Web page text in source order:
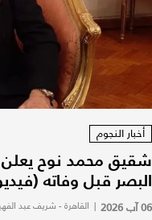
أخبار النجوم
شقيق محمد نوح
البصر قبل وفاته
06 آب 2026 | القاهرة - شريف عبد